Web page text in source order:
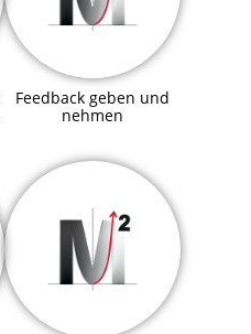
Feedback geben und
nehmen